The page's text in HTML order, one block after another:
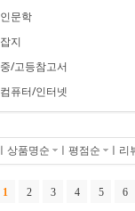
인문학
잡지
중/고등참고서
컴퓨터/인터넷
ㅣ 상품명순 ㅣ 평점순 ㅣ 리
1 2 3 4 5 6